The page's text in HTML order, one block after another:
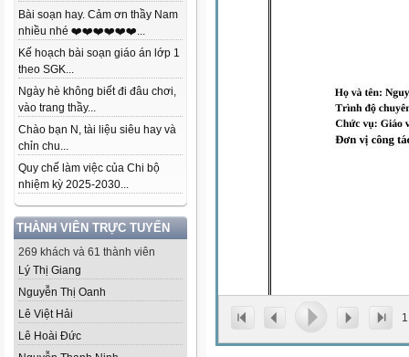
Bài soạn hay. Cảm ơn thầy Nam
nhiều nhé ❤️❤️❤️❤️❤️❤️...
Kế hoạch bài soạn giáo án lớp 1
theo SGK...
Ngày hè không biết đi đâu chơi,
vào trang thầy...
Chào bạn N, tài liệu siêu hay và
chỉn chu...
Quy chế làm việc của Chi bộ
nhiệm kỳ 2025-2030...
THÀNH VIÊN TRỰC TUYẾN
269 khách và 61 thành viên
Lý Thị Giang
Nguyễn Thị Oanh
Lê Việt Hải
Lê Hoài Đức
1